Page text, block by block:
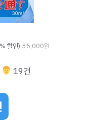
할인) 35,000원
‍‍ 19건